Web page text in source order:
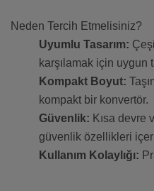
Neden Tercih Etmelisiniz?
Uyumlu Tasarım:
karşılamak için uygun
Kompakt Boyut:
kompakt bir konvertör.
Güvenlik: Kısa devre
güvenlik özellikleri
Kullanım Kolaylığı: